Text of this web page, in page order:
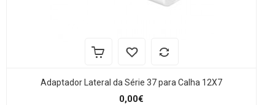
Adaptador Lateral da Série 37 para Calha 12X7
0,00€